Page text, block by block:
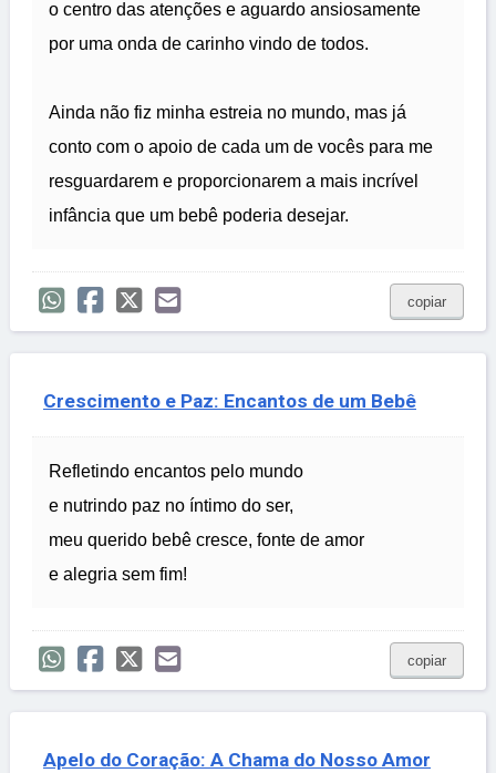
o centro das atenções e aguardo ansiosamente
por uma onda de carinho vindo de todos.
Ainda não fiz minha estreia no mundo, mas já
conto com o apoio de cada um de vocês para me
resguardarem e proporcionarem a mais incrível
infância que um bebê poderia desejar.
copiar
Crescimento e Paz: Encantos de um Bebê
Refletindo encantos pelo mundo
e nutrindo paz no íntimo do ser,
meu querido bebê cresce, fonte de amor
e alegria sem fim!
copiar
Apelo do Coração: A Chama do Nosso Amor